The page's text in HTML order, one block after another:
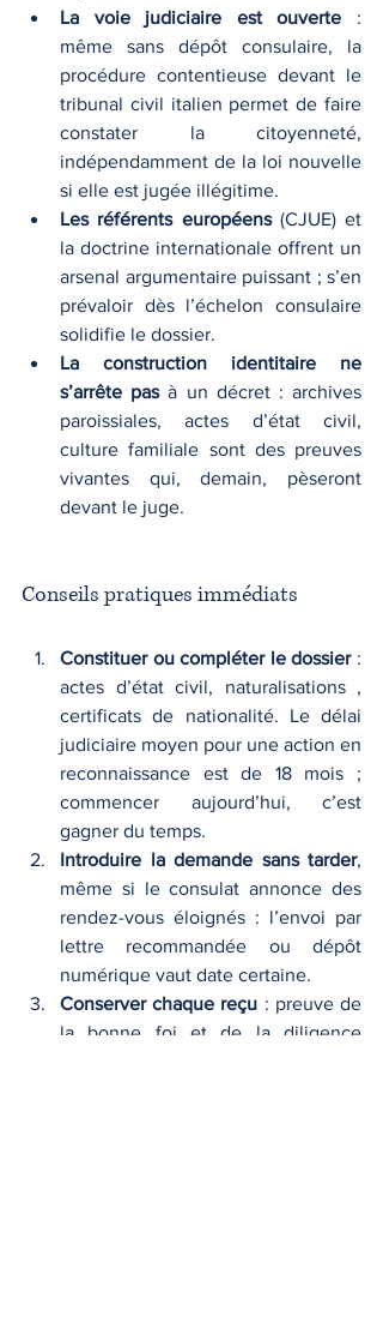
La voie judiciaire est ouverte :
même sans dépôt consulaire, la
procédure contentieuse devant le
tribunal civil italien permet de faire
constater la citoyenneté,
indépendamment de la loi nouvelle
si elle est jugée illégitime.
Les référents européens (CJUE) et
la doctrine internationale offrent un
arsenal argumentaire puissant ; s’en
prévaloir dès l’échelon consulaire
solidifie le dossier.
La construction identitaire ne
s’arrête pas à un décret : archives
paroissiales, actes d’état civil,
culture familiale sont des preuves
vivantes qui, demain, pèseront
devant le juge.
Conseils pratiques immédiats
Constituer ou compléter le dossier :
actes d’état civil, naturalisations ,
certificats de nationalité. Le délai
judiciaire moyen pour une action en
reconnaissance est de 18 mois ;
commencer aujourd’hui, c’est
gagner du temps.
Introduire la demande sans tarder,
même si le consulat annonce des
rendez-vous éloignés : l’envoi par
lettre recommandée ou dépôt
numérique vaut date certaine.
Conserver chaque reçu : preuve de
la bonne foi et de la diligence